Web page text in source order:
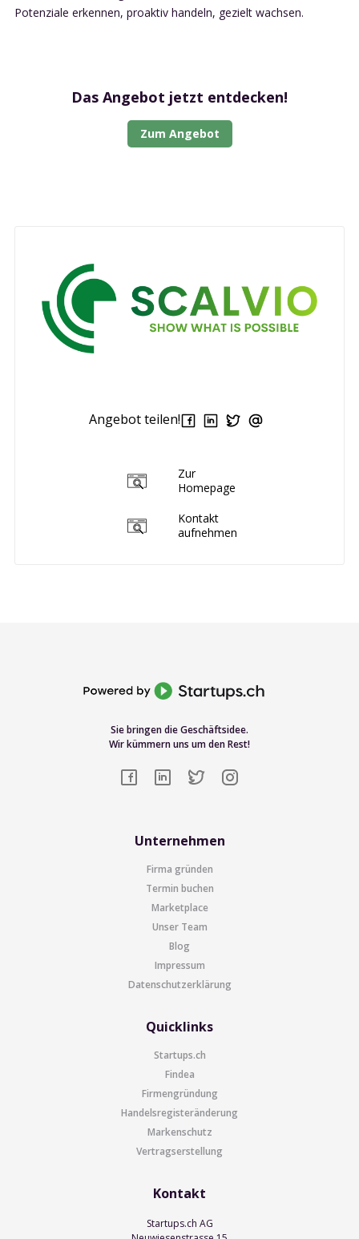
Potenziale erkennen, proaktiv handeln, gezielt wachsen.
Das Angebot jetzt entdecken!
Zum Angebot
Angebot teilen!
Zur
Homepage
Kontakt
aufnehmen
Sie bringen die Geschäftsidee.
Wir kümmern uns um den Rest!
Unternehmen
Firma gründen
Termin buchen
Marketplace
Unser Team
Blog
Impressum
Datenschutzerklärung
Quicklinks
Startups.ch
Findea
Firmengründung
Handelsregisteränderung
Markenschutz
Vertragserstellung
Kontakt
Startups.ch AG